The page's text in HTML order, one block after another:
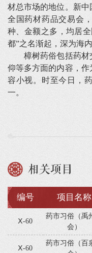
材总市场的地位。新
全国药材药品交易会
种、金额之多，均居
都”之名渐起，深为海
樟树药俗包括药材
仰等多方面的内容，
容小视。时至今日，
一。
相关项目
编号 项目名称
Ⅹ-60
药市习俗（禹
会）
Ⅹ-60
药市习俗（百